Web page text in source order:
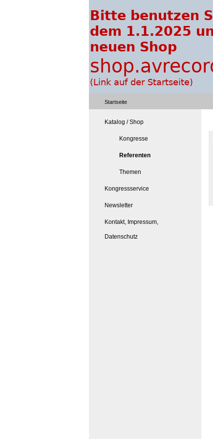
Startseite
Katalog / Shop
Kongresse
Referenten
Themen
Kongressservice
Newsletter
Kontakt, Impressum,
Datenschutz